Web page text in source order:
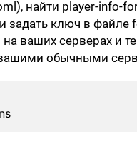
найти player-info-
задать ключ в файле
ваших серверах и
вашими обычными